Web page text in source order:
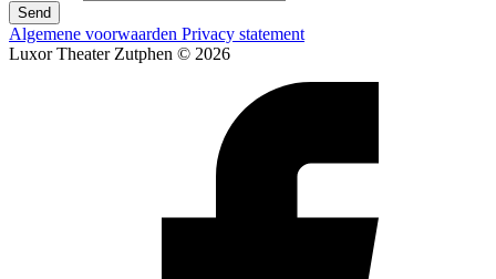
Send
Algemene voorwaarden Privacy statement
Luxor Theater Zutphen © 2026